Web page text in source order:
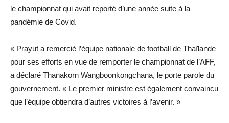
le championnat qui avait reporté d’une année suite à la
pandémie de Covid.
« Prayut a remercié l’équipe nationale de football de Thaïlande
pour ses efforts en vue de remporter le championnat de l’AFF,
a déclaré Thanakorn Wangboonkongchana, le porte parole du
gouvernement. « Le premier ministre est également convaincu
que l’équipe obtiendra d’autres victoires à l’avenir. »